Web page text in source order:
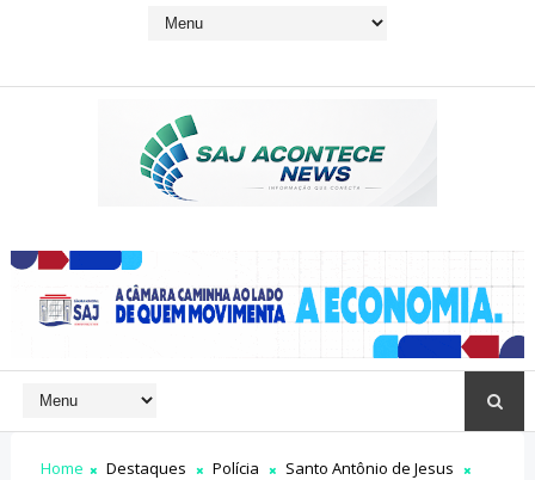
Home Destaques Polícia
Santo Antônio de Jesus